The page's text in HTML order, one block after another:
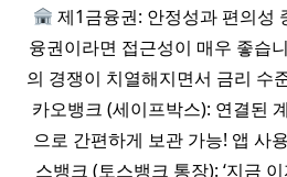
제1금융권: 안정성과 편의성
융권이라면 접근성이 매우 좋습
의 경쟁이 치열해지면서 금리 수
카오뱅크 (세이프박스): 연결된
으로 간편하게 보관 가능! 앱 사
스뱅크 (토스뱅크 통장): ‘지금